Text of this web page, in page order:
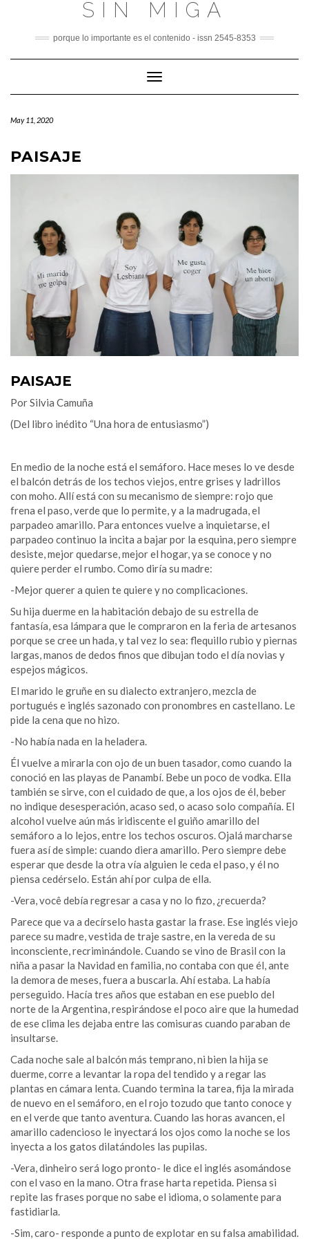
SIN MIGA
porque lo importante es el contenido - issn 2545-8353
Toggle
Navigation
May 11, 2020
PAISAJE
PAISAJE
Por Silvia Camuña
(Del libro inédito “Una hora de entusiasmo”)
En medio de la noche está el semáforo. Hace meses lo ve desde
el balcón detrás de los techos viejos, entre grises y ladrillos
con moho. Allí está con su mecanismo de siempre: rojo que
frena el paso, verde que lo permite, y a la madrugada, el
parpadeo amarillo. Para entonces vuelve a inquietarse, el
parpadeo continuo la incita a bajar por la esquina, pero siempre
desiste, mejor quedarse, mejor el hogar, ya se conoce y no
quiere perder el rumbo. Como diría su madre:
-Mejor querer a quien te quiere y no complicaciones.
Su hija duerme en la habitación debajo de su estrella de
fantasía, esa lámpara que le compraron en la feria de artesanos
porque se cree un hada, y tal vez lo sea: flequillo rubio y piernas
largas, manos de dedos finos que dibujan todo el día novias y
espejos mágicos.
El marido le gruñe en su dialecto extranjero, mezcla de
portugués e inglés sazonado con pronombres en castellano. Le
pide la cena que no hizo.
-No había nada en la heladera.
Él vuelve a mirarla con ojo de un buen tasador, como cuando la
conoció en las playas de Panambí. Bebe un poco de vodka. Ella
también se sirve, con el cuidado de que, a los ojos de él, beber
no indique desesperación, acaso sed, o acaso solo compañía. El
alcohol vuelve aún más iridiscente el guiño amarillo del
semáforo a lo lejos, entre los techos oscuros. Ojalá marcharse
fuera así de simple: cuando diera amarillo. Pero siempre debe
esperar que desde la otra vía alguien le ceda el paso, y él no
piensa cedérselo. Están ahí por culpa de ella.
-Vera, você debía regresar a casa y no lo fizo, ¿recuerda?
Parece que va a decírselo hasta gastar la frase. Ese inglés viejo
parece su madre, vestida de traje sastre, en la vereda de su
inconsciente, recriminándole. Cuando se vino de Brasil con la
niña a pasar la Navidad en familia, no contaba con que él, ante
la demora de meses, fuera a buscarla. Ahí estaba. La había
perseguido. Hacía tres años que estaban en ese pueblo del
norte de la Argentina, respirándose el poco aire que la humedad
de ese clima les dejaba entre las comisuras cuando paraban de
insultarse.
Cada noche sale al balcón más temprano, ni bien la hija se
duerme, corre a levantar la ropa del tendido y a regar las
plantas en cámara lenta. Cuando termina la tarea, fija la mirada
de nuevo en el semáforo, en el rojo tozudo que tanto conoce y
en el verde que tanto aventura. Cuando las horas avancen, el
amarillo cadencioso le inyectará los ojos como la noche se los
inyecta a los gatos dilatándoles las pupilas.
-Vera, dinheiro será logo pronto- le dice el inglés asomándose
con el vaso en la mano. Otra frase harta repetida. Piensa si
repite las frases porque no sabe el idioma, o solamente para
fastidiarla.
-Sim, caro- responde a punto de explotar en su falsa amabilidad.